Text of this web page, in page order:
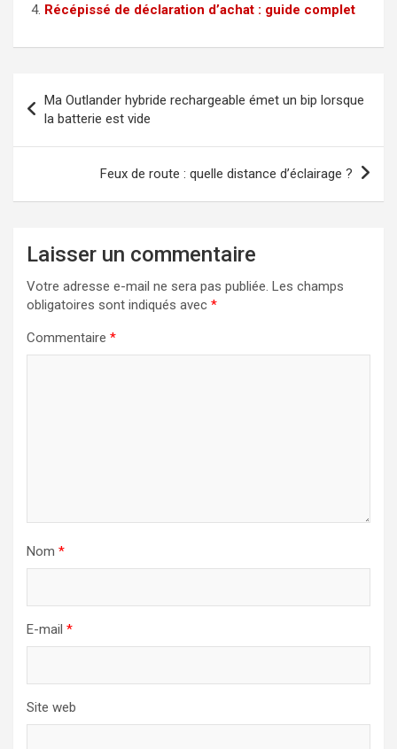
Récépissé de déclaration d’achat : guide complet
de
l’article
Ma Outlander hybride rechargeable émet un bip lorsque
la batterie est vide
Feux de route : quelle distance d’éclairage ?
Laisser un commentaire
Votre adresse e-mail ne sera pas publiée. Les champs
obligatoires sont indiqués avec *
Commentaire *
Nom *
E-mail *
Site web